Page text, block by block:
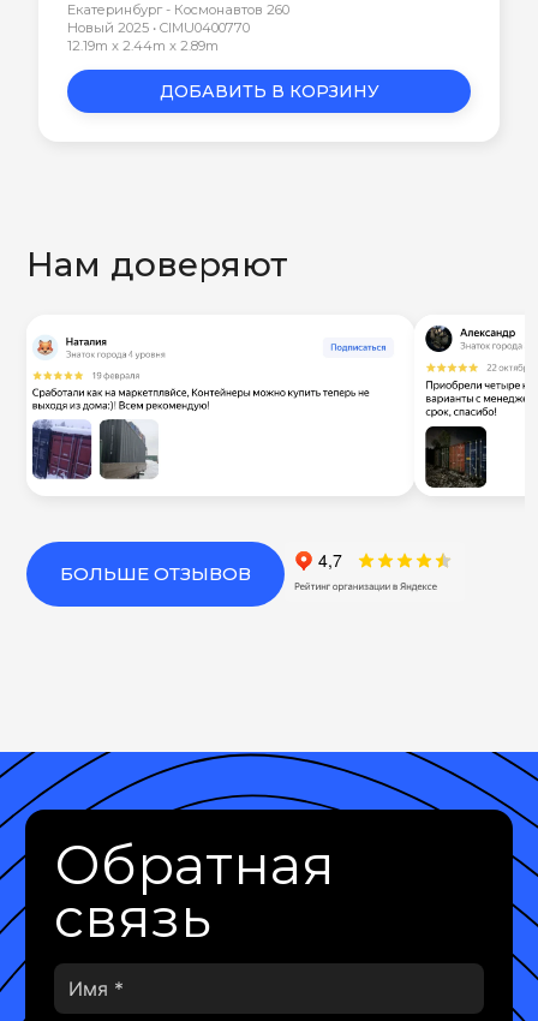
Екатеринбург - Космонавтов 260
Новый 2025 • CIMU0400770
12.19m x 2.44m x 2.89m
ДОБАВИТЬ В КОРЗИНУ
Нам доверяют
БОЛЬШЕ ОТЗЫВОВ
Обратная
связь